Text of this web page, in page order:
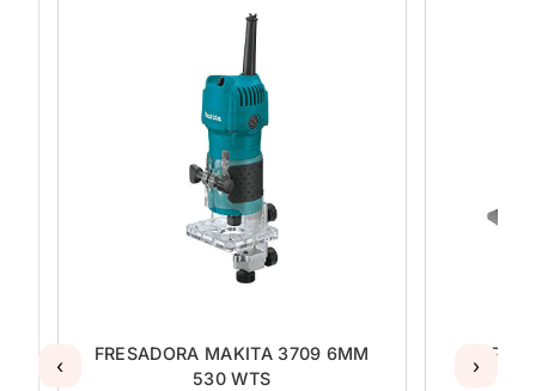
FRESADORA MAKITA 3709 6MM
530 WTS
‹ ›